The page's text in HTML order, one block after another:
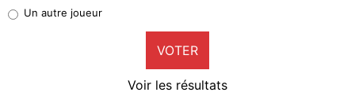
9%
Un autre joueur
VOTER
Voir les résultats